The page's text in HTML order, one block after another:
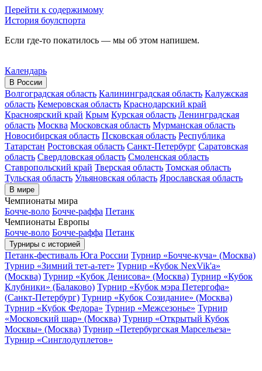
Перейти к содержимому
История боулспорта
Если где-то покатилось — мы об этом напишем.
Календарь
В России
Волгоградская область Калининградская область Калужская
область Кемеровская область Краснодарский край
Красноярский край Крым Курская область Ленинградская
область Москва Московская область Мурманская область
Новосибирская область Псковская область Республика
Татарстан Ростовская область Санкт-Петербург Саратовская
область Свердловская область Смоленская область
Ставропольский край Тверская область Томская область
Тульская область Ульяновская область Ярославская область
В мире
Чемпионаты мира
Бочче-воло Бочче-раффа Петанк
Чемпионаты Европы
Бочче-воло Бочче-раффа Петанк
Турниры с историей
Петанк-фестиваль Юга России Турнир «Бочче-куча» (Москва)
Турнир «Зимний тет-а-тет» Турнир «Кубок NexVik'a»
(Москва) Турнир «Кубок Денисова» (Москва) Турнир «Кубок
Клубники» (Балаково) Турнир «Кубок мэра Петергофа»
(Санкт-Петербург) Турнир «Кубок Созидание» (Москва)
Турнир «Кубок Федора» Турнир «Межсезонье» Турнир
«Московский шар» (Москва) Турнир «Открытый Кубок
Москвы» (Москва) Турнир «Петербургская Марсельеза»
Турнир «Синглодуплетов»